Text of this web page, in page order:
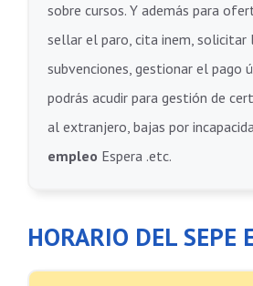
sobre cursos. Y además para
sellar el paro, cita inem, solicitar
subvenciones, gestionar el pago
podrás acudir para gestión de
al extranjero, bajas por
empleo Espera .etc.
HORARIO DEL SEPE